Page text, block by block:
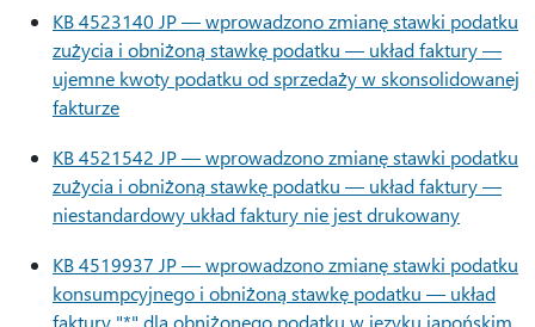
KB 4523140 JP — wprowadzono zmianę stawki podatku
zużycia i obniżoną stawkę podatku — układ faktury —
ujemne kwoty podatku od sprzedaży w skonsolidowanej
fakturze
KB 4521542 JP — wprowadzono zmianę stawki podatku
zużycia i obniżoną stawkę podatku — układ faktury —
niestandardowy układ faktury nie jest drukowany
KB 4519937 JP — wprowadzono zmianę stawki podatku
konsumpcyjnego i obniżoną stawkę podatku — układ
faktury "*" dla obniżonego podatku w języku japońskim